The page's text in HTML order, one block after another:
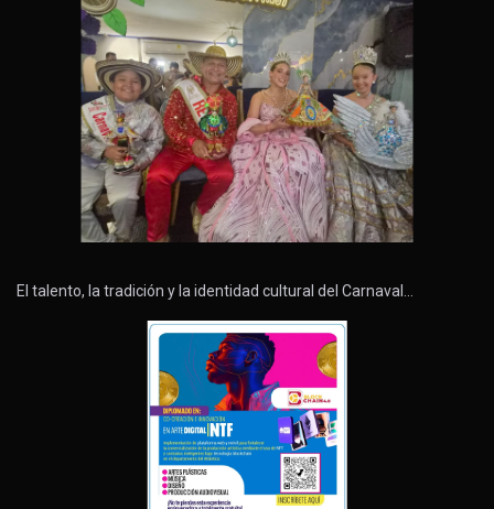
El talento, la tradición y la identidad cultural del Carnaval…